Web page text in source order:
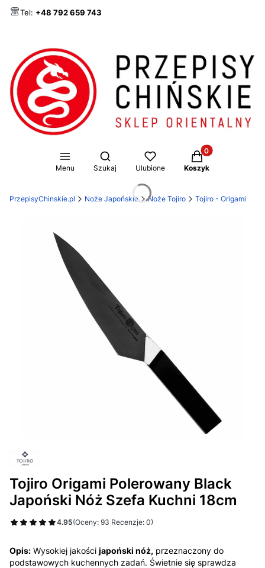
Tel: +48 792 659 743
Menu
Otwórz wyszukiwarkę
Szukaj Ulubione
Produkty w
Koszyk
PrzepisyChinskie.pl Noże Japońskie Noże Tojiro Tojiro - Origami
Tojiro Origami Polerowany Black
Japoński Nóż Szefa Kuchni 18cm
4.95(Oceny: 93 Recenzje: 0)
Opis: Wysokiej jakości japoński nóż, przeznaczony do
podstawowych kuchennych zadań. Świetnie się sprawdza